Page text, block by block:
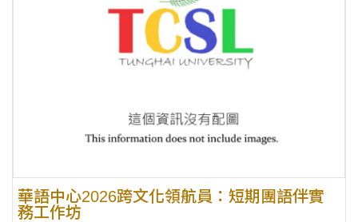
華語中心2026跨文化領航員：短期團語伴實
務工作坊